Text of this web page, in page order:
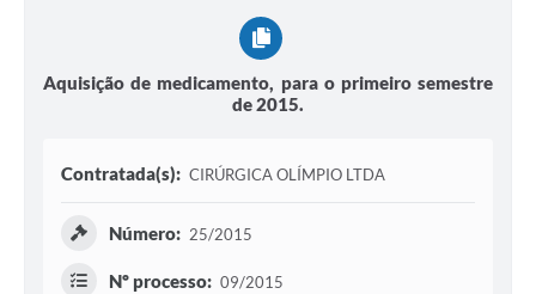
Aquisição de medicamento, para o primeiro semestre
de 2015.
Contratada(s): CIRÚRGICA OLÍMPIO LTDA
Número: 25/2015
Nº processo: 09/2015